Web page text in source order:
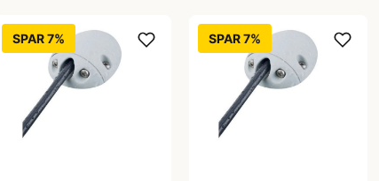
SPAR 7% SPAR 7%